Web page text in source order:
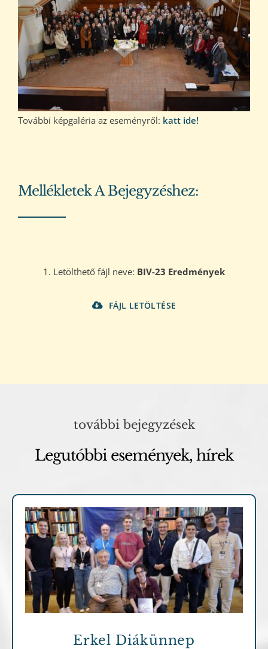
További képgaléria az eseményről: katt ide!
Mellékletek A Bejegyzéshez:
1. Letölthető fájl neve: BIV-23 Eredmények
FÁJL LETÖLTÉSE
további bejegyzések
Legutóbbi események, hírek
Egyéb kategória Eredményeink
Erkel Diákünnep